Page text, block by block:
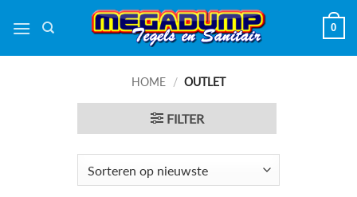
naar
0
HOME / OUTLET
FILTER